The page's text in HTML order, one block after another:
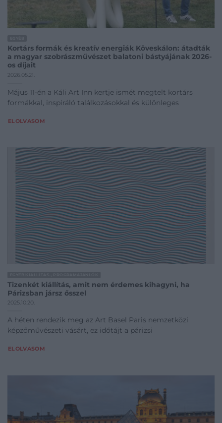
Kortárs formák és kreatív energiák Köveskálon: átadták
a magyar szobrászművészet balatoni bástyájának 2026-
os díjait
2026.05.21.
Május 11-én a Káli Art Inn kertje ismét megtelt kortárs
formákkal, inspiráló találkozásokkal és különleges
ELOLVASOM
Tizenkét kiállítás, amit nem érdemes kihagyni, ha
Párizsban jársz ősszel
2025.10.20.
A héten rendezik meg az Art Basel Paris nemzetközi
képzőművészeti vásárt, ez időtájt a párizsi
ELOLVASOM